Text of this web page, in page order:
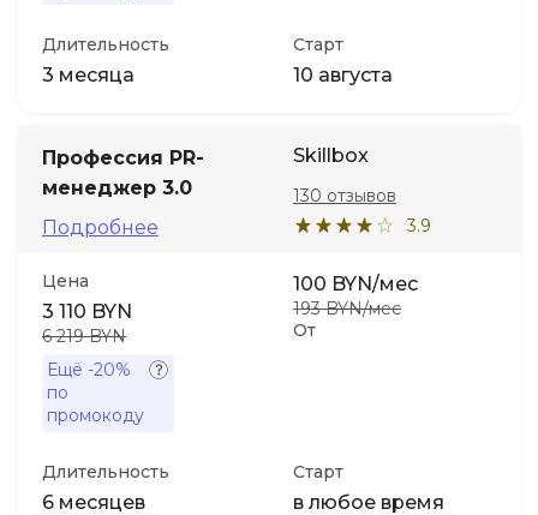
Длительность
3 месяца
Старт
10 августа
Профессия PR-
менеджер 3.0
Подробнее
Skillbox
3.9
130 отзывов
Цена
3 110 BYN
6 219 BYN
Ещё -20%
по
промокоду
От
100 BYN/мес
193 BYN/мес
Длительность
6 месяцев
Старт
в любое время